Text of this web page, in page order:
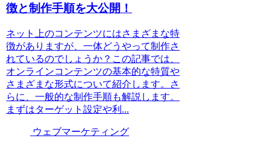
徴と制作手順を大公開！
ネット上のコンテンツにはさまざまな特
徴がありますが、一体どうやって制作さ
れているのでしょうか？この記事では、
オンラインコンテンツの基本的な特質や
さまざまな形式について紹介します。さ
らに、一般的な制作手順も解説します。
まずはターゲット設定や利...
ウェブマーケティング